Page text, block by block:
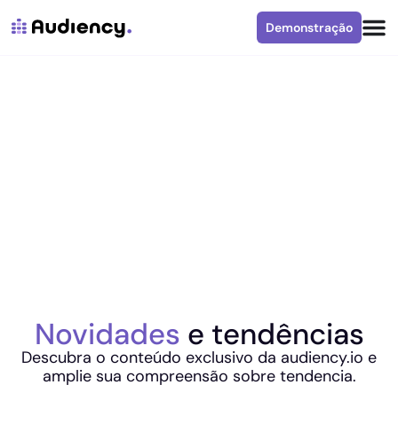
Demonstração
Novidades e tendências
Descubra o conteúdo exclusivo da audiency.io e
amplie sua compreensão sobre tendencia.